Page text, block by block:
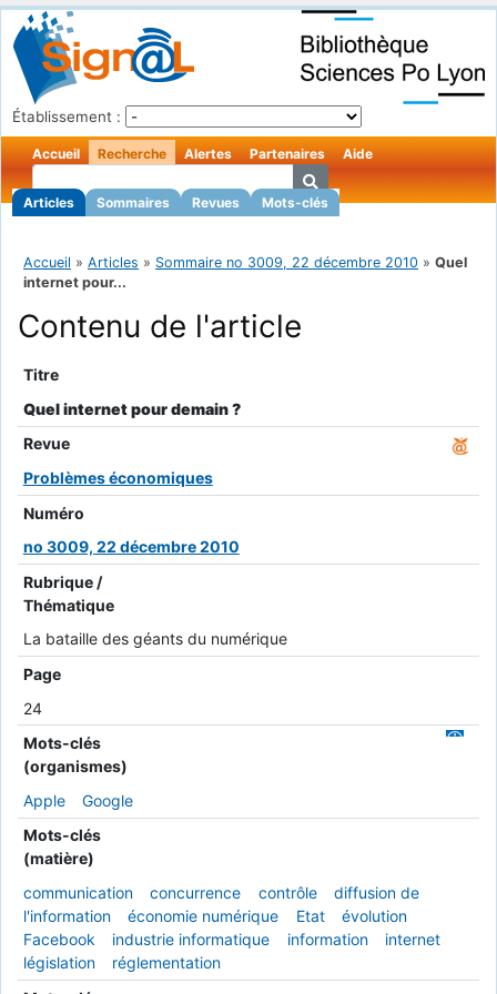
Établissement :
Accueil Recherche
Articles Sommaires Revues Mots-clés
Alertes Partenaires Aide
Accueil » Articles » Sommaire no 3009, 22 décembre 2010 » Quel
internet pour...
Contenu de l'article
Titre
Quel internet pour demain ?
Revue
Problèmes économiques
Numéro
no 3009, 22 décembre 2010
Rubrique /
Thématique
La bataille des géants du numérique
Page
24
Mots-clés
(organismes)
Apple
Google
Mots-clés
(matière)
communication
concurrence contrôle
diffusion de
l'information
économie numérique Etat
évolution
Facebook
industrie informatique information
internet
législation
réglementation